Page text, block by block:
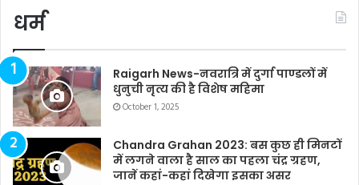
धर्म
Raigarh News-नवरात्रि में दुर्गा पाण्डलों में
धुनुची नृत्य की है विशेष महिमा
October 1, 2025
Chandra Grahan 2023: बस कुछ ही मिनटों
में लगने वाला है साल का पहला चंद्र ग्रहण,
जानें कहां-कहां दिखेगा इसका असर